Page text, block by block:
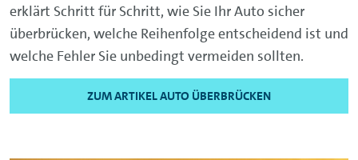
erklärt Schritt für Schritt, wie Sie Ihr Auto sicher
überbrücken, welche Reihenfolge entscheidend ist und
welche Fehler Sie unbedingt vermeiden sollten.
ZUM ARTIKEL AUTO ÜBERBRÜCKEN